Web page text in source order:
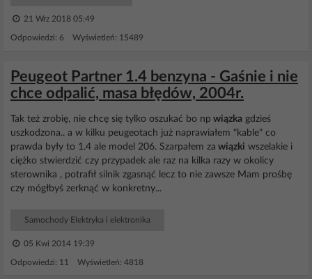
21 Wrz 2018 05:49
Odpowiedzi: 6 Wyświetleń: 15489
Peugeot Partner 1.4 benzyna - Gaśnie i nie
chce odpalić, masa błędów, 2004r.
Tak też zrobię, nie chcę się tylko oszukać bo np wiązka gdzieś
uszkodzona.. a w kilku peugeotach już naprawiałem "kable" co
prawda były to 1.4 ale model 206. Szarpałem za wiązki wszelakie i
ciężko stwierdzić czy przypadek ale raz na kilka razy w okolicy
sterownika , potrafił silnik zgasnąć lecz to nie zawsze Mam prośbę
czy mógłbyś zerknąć w konkretny...
Samochody Elektryka i elektronika
05 Kwi 2014 19:39
Odpowiedzi: 11 Wyświetleń: 4818